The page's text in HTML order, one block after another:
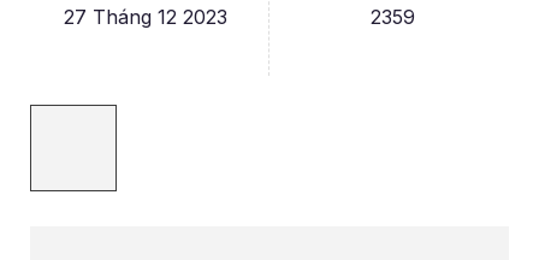
27 Tháng 12 2023
2359